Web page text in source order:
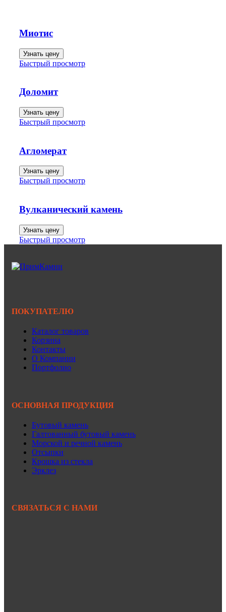
Миотис
Узнать цену
Быстрый просмотр
Доломит
Узнать цену
Быстрый просмотр
Агломерат
Узнать цену
Быстрый просмотр
Вулканический камень
Узнать цену
Быстрый просмотр
ПОКУПАТЕЛЮ
Каталог товаров
Корзина
Контакты
О Компании
Портфолио
ОСНОВНАЯ ПРОДУКЦИЯ
Бутовый камень
Галтованный бутовый камень
Морской и речной камень
Отсыпки
Крошка из стекла
Эрклез
СВЯЗАТЬСЯ С НАМИ